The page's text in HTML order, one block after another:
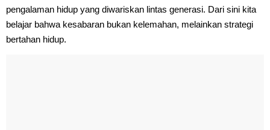
pengalaman hidup yang diwariskan lintas generasi. Dari sini kita
belajar bahwa kesabaran bukan kelemahan, melainkan strategi
bertahan hidup.